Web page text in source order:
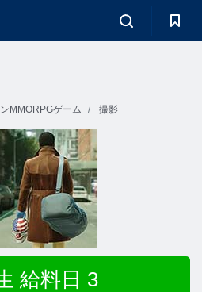
MMORPGゲーム 撮影
給料日 3